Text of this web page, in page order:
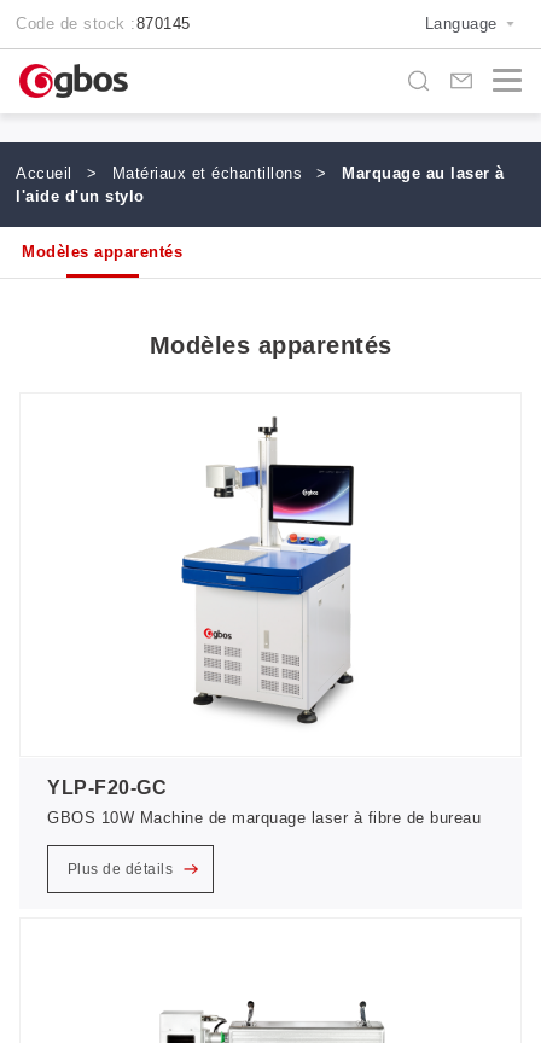
Code de stock :870145 Language
Accueil > Matériaux et échantillons >
Marquage au laser à
l'aide d'un stylo
Modèles apparentés
Modèles apparentés
YLP-F20-GC
GBOS 10W Machine de marquage laser à fibre de bureau
Plus de détails